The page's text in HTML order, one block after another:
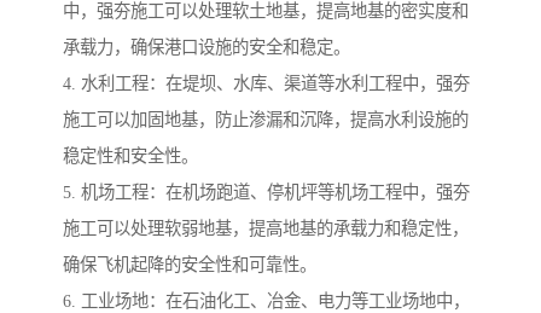
中，强夯施工可以处理软土地基，提高地基的密实度和
承载力，确保港口设施的安全和稳定。
4. 水利工程：在堤坝、水库、渠道等水利工程中，强夯
施工可以加固地基，防止渗漏和沉降，提高水利设施的
稳定性和安全性。
5. 机场工程：在机场跑道、停机坪等机场工程中，强夯
施工可以处理软弱地基，提高地基的承载力和稳定性，
确保飞机起降的安全性和可靠性。
6. 工业场地：在石油化工、冶金、电力等工业场地中，